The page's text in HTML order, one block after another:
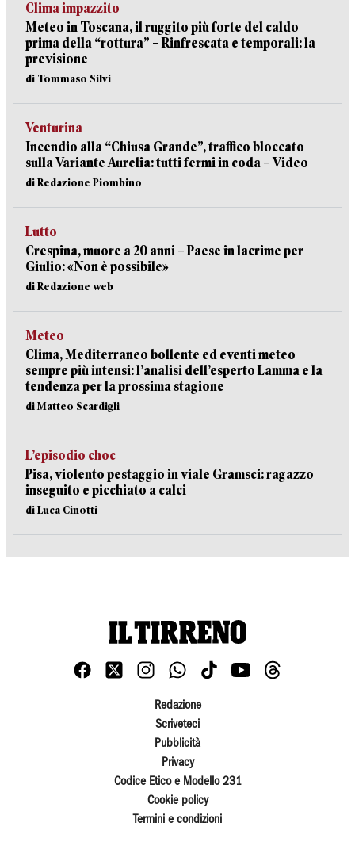
Clima impazzito
Meteo in Toscana, il ruggito più forte del caldo
prima della “rottura” – Rinfrescata e temporali: la
previsione
di Tommaso Silvi
Venturina
Incendio alla “Chiusa Grande”, traffico bloccato
sulla Variante Aurelia: tutti fermi in coda – Video
di Redazione Piombino
Lutto
Crespina, muore a 20 anni – Paese in lacrime per
Giulio: «Non è possibile»
di Redazione web
Meteo
Clima, Mediterraneo bollente ed eventi meteo
sempre più intensi: l’analisi dell’esperto Lamma e la
tendenza per la prossima stagione
di Matteo Scardigli
L’episodio choc
Pisa, violento pestaggio in viale Gramsci: ragazzo
inseguito e picchiato a calci
di Luca Cinotti
Redazione
Scriveteci
Pubblicità
Privacy
Codice Etico e Modello 231
Cookie policy
Termini e condizioni